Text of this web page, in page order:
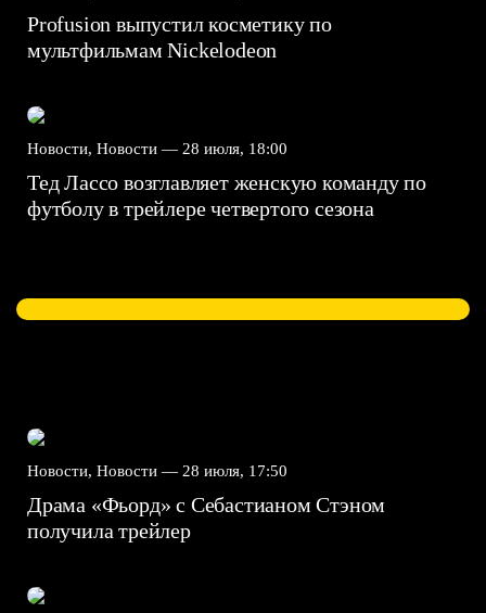
Profusion выпустил косметику по
мультфильмам Nickelodeon
Новости, Новости — 28 июля, 18:00
Тед Лассо возглавляет женскую команду по
футболу в трейлере четвертого сезона
Новости, Новости — 28 июля, 17:50
Драма «Фьорд» с Себастианом Стэном
получила трейлер